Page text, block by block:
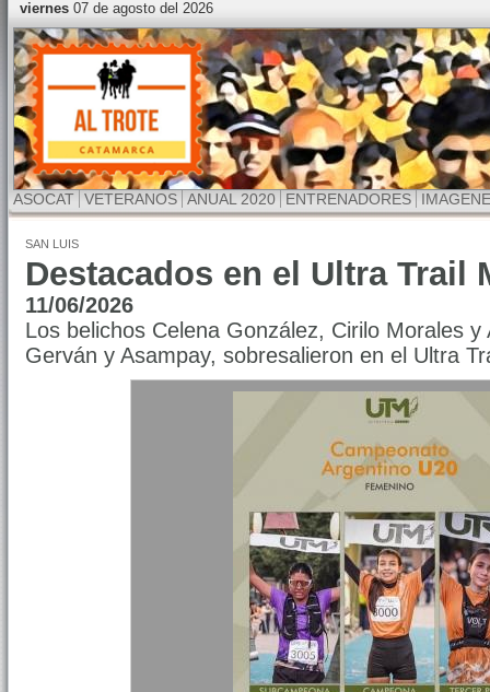
viernes07 de agosto del 2026
ASOCAT VETERANOS ANUAL 2020 ENTRENADORES
SAN LUIS
Destacados en el Ultra Trail
11/06/2026
Los belichos Celena González, Cirilo Morales
Gerván y Asampay, sobresalieron en el Ultra